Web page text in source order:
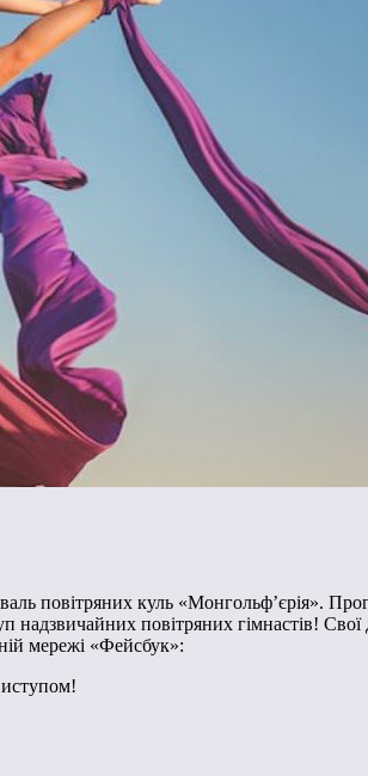
повітряних куль «Монгольф’єрія».
надзвичайних повітряних гімнастів!
мережі «Фейсбук»: